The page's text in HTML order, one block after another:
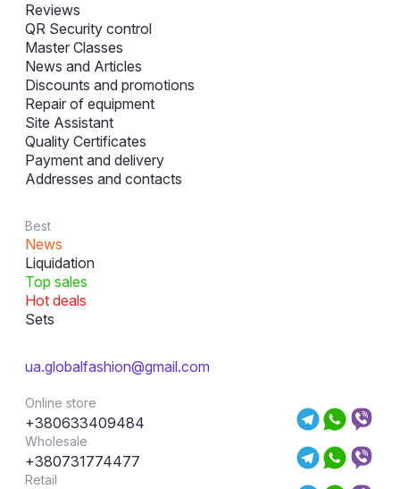
Reviews
QR Security control
Master Classes
News and Articles
Discounts and promotions
Repair of equipment
Site Assistant
Quality Certificates
Payment and delivery
Addresses and contacts
Best
News
Liquidation
Top sales
Hot deals
Sets
ua.globalfashion@gmail.com
Online store
+380633409484
Wholesale
+380731774477
Retail